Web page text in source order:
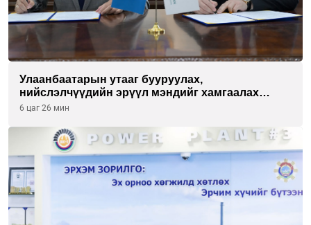
Улаанбаатарын утааг бууруулах,
нийслэлчүүдийн эрүүл мэндийг хамгаалах
төслийг “Чингис хаан баялгийн сан нэгдэл” ХХК-
6 цаг 26 мин